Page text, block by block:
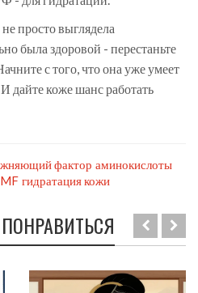
просто выглядела
была здоровой - перестаньте
с того, что она уже умеет
дайте коже шанс работать
фактор аминокислоты
гидратация кожи